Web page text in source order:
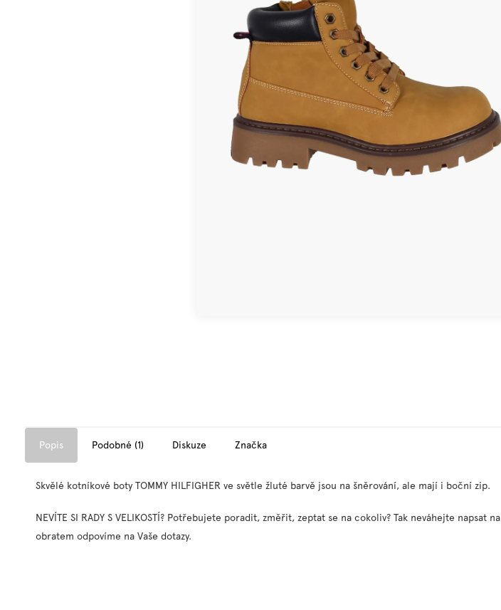
Popis Podobné (1) Diskuze Značka
Skvělé kotníkové boty TOMMY HILFIGHER ve světle žluté barvě jsou na šněrování, ale mají i boční zip.
NEVÍTE SI RADY S VELIKOSTÍ? Potřebujete poradit, změřit, zeptat se na cokoliv? Tak neváhejte napsat na
obratem odpovíme na Vaše dotazy.